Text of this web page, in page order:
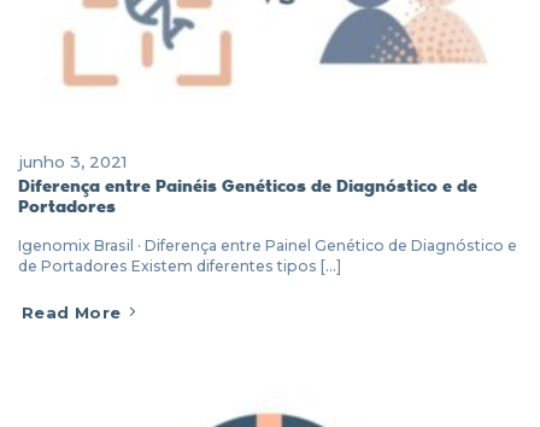
junho 3, 2021
Diferença entre Painéis Genéticos de Diagnóstico e de
Portadores
Igenomix Brasil · Diferença entre Painel Genético de Diagnóstico e
de Portadores Existem diferentes tipos [...]
Read More